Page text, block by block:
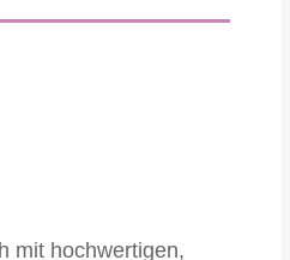
mit hochwertigen,